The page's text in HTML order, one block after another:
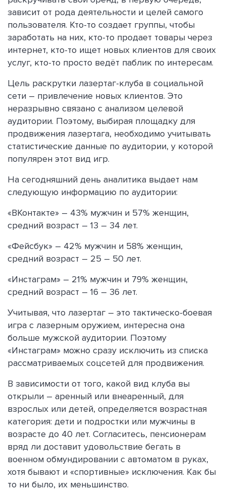
зависит от рода деятельности и целей самого
пользователя. Кто-то создает группы, чтобы
заработать на них, кто-то продает товары через
интернет, кто-то ищет новых клиентов для своих
услуг, кто-то просто ведёт паблик по интересам.
Цель раскрутки лазертаг-клуба в социальной
сети – привлечение новых клиентов. Это
неразрывно связано с анализом целевой
аудитории. Поэтому, выбирая площадку для
продвижения лазертага, необходимо учитывать
статистические данные по аудитории, у которой
популярен этот вид игр.
На сегодняшний день аналитика выдает нам
следующую информацию по аудитории:
«ВКонтакте» – 43% мужчин и 57% женщин,
средний возраст – 13 – 34 лет.
«Фейсбук» – 42% мужчин и 58% женщин,
средний возраст – 25 – 50 лет.
«Инстаграм» – 21% мужчин и 79% женщин,
средний возраст – 16 – 36 лет.
Учитывая, что лазертаг – это тактическо-боевая
игра с лазерным оружием, интересна она
больше мужской аудитории. Поэтому
«Инстаграм» можно сразу исключить из списка
рассматриваемых соцсетей для продвижения.
В зависимости от того, какой вид клуба вы
открыли – аренный или внеаренный, для
взрослых или детей, определяется возрастная
категория: дети и подростки или мужчины в
возрасте до 40 лет. Согласитесь, пенсионерам
вряд ли доставит удовольствие бегать в
военном обмундировании с автоматом в руках,
хотя бывают и «спортивные» исключения. Как бы
то ни было, их меньшинство.